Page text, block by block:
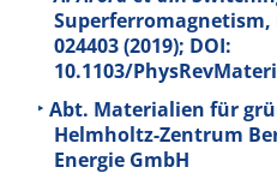
Superferromagnetism,
024403 (2019); DOI:
10.1103/
Abt. Materialien für
Helmholtz-Zentrum
Energie GmbH